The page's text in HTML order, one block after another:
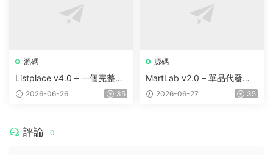
源碼
Listplace v4.0 – 一個完整的
本地商家名錄平台
2026-06-26 35
源碼
MartLab v2.0 – 單品代發貨
平台2026-06-27 35
評論 0